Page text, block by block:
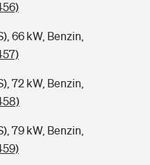
66 kW, Benzin,
72 kW, Benzin,
79 kW, Benzin,